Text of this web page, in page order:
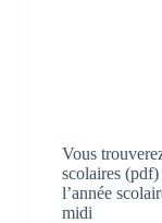
Vous
scolaires
l’année
midi